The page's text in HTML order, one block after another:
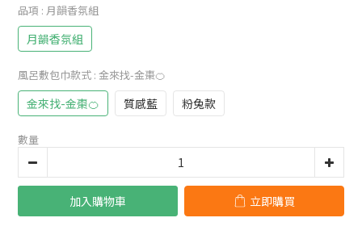
品項 : 月韻香氛組
月韻香氛組
風呂敷包巾款式 : 金來找-金棗🍊
金來找-金棗🍊 質感藍 粉兔款
數量
加入購物車 立即購買